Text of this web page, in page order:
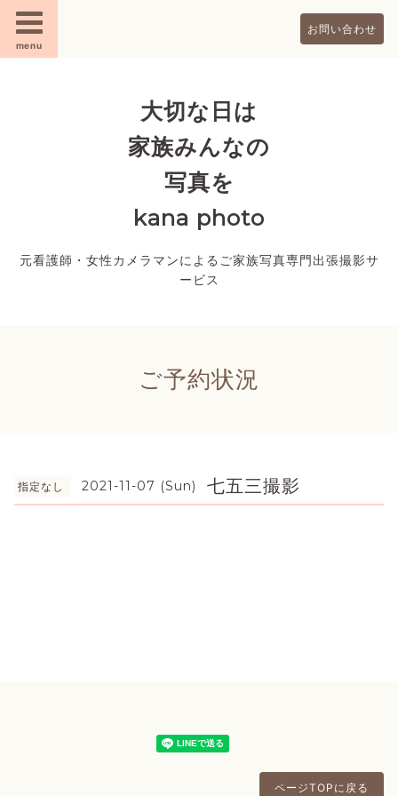
menu
お問い合わせ
大切な日は
家族みんなの
写真を
kana photo
元看護師・女性カメラマンによるご家族写真専門出張撮影サ
ービス
ご予約状況
指定なし 2021-11-07 (Sun) 七五三撮影
ページTOPに戻る